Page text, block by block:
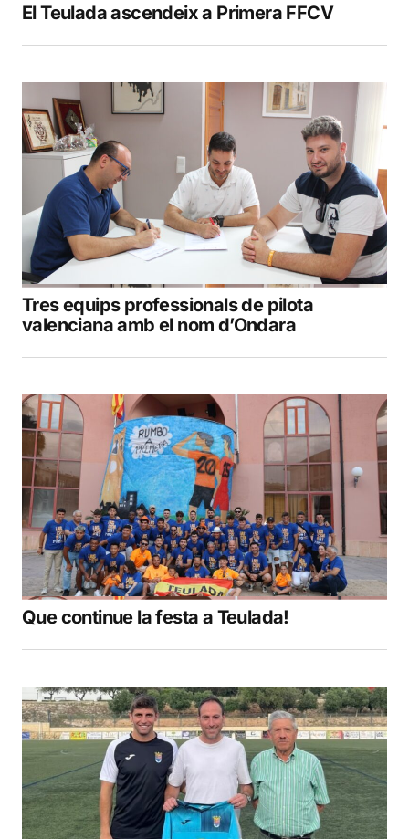
El Teulada ascendeix a Primera FFCV
Tres equips professionals de pilota
valenciana amb el nom d’Ondara
Que continue la festa a Teulada!